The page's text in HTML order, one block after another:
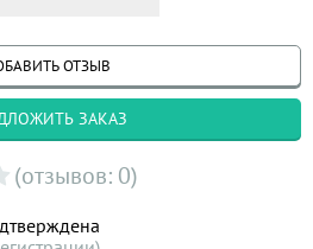
ОТЗЫВ
ЗАКАЗ
(отзывов: 0)